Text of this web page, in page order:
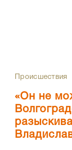
Происшествия
«Он не